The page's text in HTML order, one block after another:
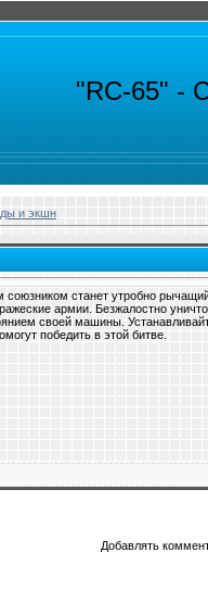
"RC-65" -
и экшн
союзником станет утробно
армии. Безжалостно
своей машины.
победить в этой битве.
Добавлять